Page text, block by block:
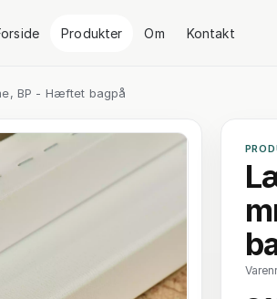
Produkter Om Kontakt
BP - Hæftet bagpå